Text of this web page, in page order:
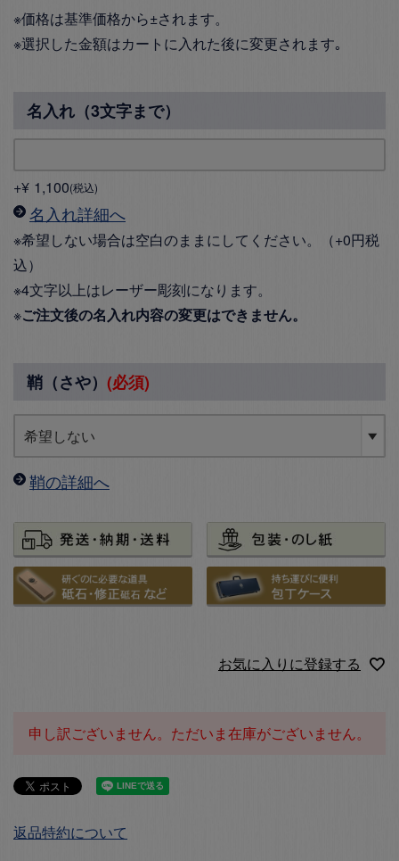
※価格は基準価格から±されます。
※選択した金額はカートに入れた後に変更されます｡
名入れ（3文字まで）
+¥ 1,100 税込
名入れ詳細へ
※希望しない場合は空白のままにしてください。（+0円税
込）
※4文字以上はレーザー彫刻になります。
※ご注文後の名入れ内容の変更はできません。
鞘（さや） (必須)
鞘の詳細へ
お気に入りに登録する
申し訳ございません。ただいま在庫がございません。
返品特約について